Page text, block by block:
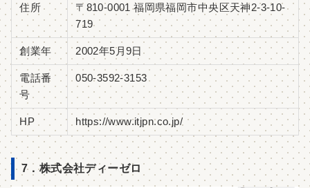
住所
〒810-0001 福岡県福岡市中央区天神2-3-10-
719
創業年 2002年5月9日
電話番
号
050-3592-3153
HP https://www.itjpn.co.jp/
7．株式会社ディーゼロ